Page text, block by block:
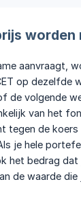
worden
aanvraagt,
op dezelfde
de volgende
van het
tegen de
je hele
het bedrag
de waarde